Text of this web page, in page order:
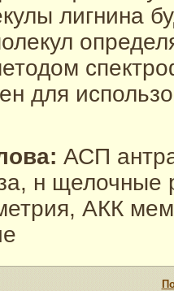
лигнина
для
АСП
н щелочные
АКК